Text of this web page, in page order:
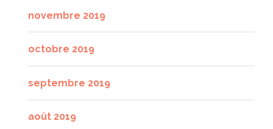
novembre 2019
octobre 2019
septembre 2019
août 2019